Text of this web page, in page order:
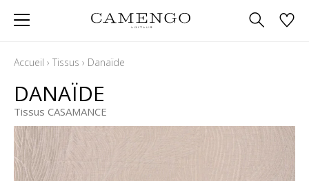
Accueil › Tissus › Danaïde
DANAÏDE
Tissus CASAMANCE